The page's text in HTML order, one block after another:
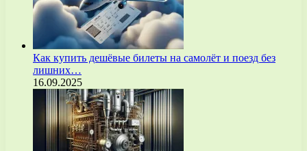
Как купить дешёвые билеты на самолёт и поезд без
лишних…
16.09.2025